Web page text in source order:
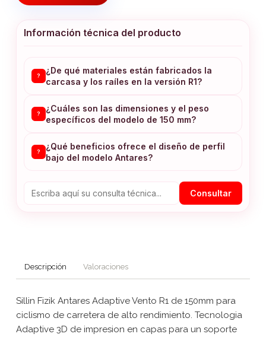
Información técnica del producto
?
¿De qué materiales están fabricados la
carcasa y los raíles en la versión R1?
?
¿Cuáles son las dimensiones y el peso
específicos del modelo de 150 mm?
?
¿Qué beneficios ofrece el diseño de perfil
bajo del modelo Antares?
Consultar
Descripción Valoraciones
Sillin Fizik Antares Adaptive Vento R1 de 150mm para
ciclismo de carretera de alto rendimiento. Tecnologia
Adaptive 3D de impresion en capas para un soporte